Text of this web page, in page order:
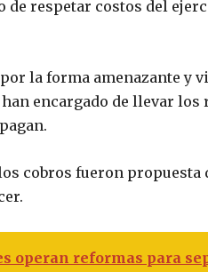
respetar costos del
la forma amenazante y
encargado de llevar
cobros fueron
operan reformas para